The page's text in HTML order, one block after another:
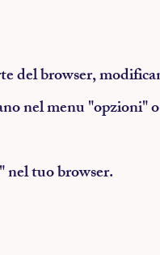
del browser,
nel menu "opzioni" o
tuo browser.